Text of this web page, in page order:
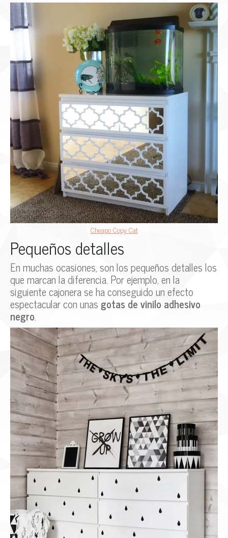
Cheapo Copy Cat
Pequeños detalles
En muchas ocasiones, son los pequeños detalles los
que marcan la diferencia. Por ejemplo, en la
siguiente cajonera se ha conseguido un efecto
espectacular con unasgotas de vinilo adhesivo
negro.